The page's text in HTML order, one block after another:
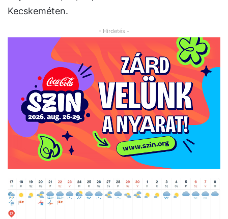
Kecskeméten.
- Hirdetés -